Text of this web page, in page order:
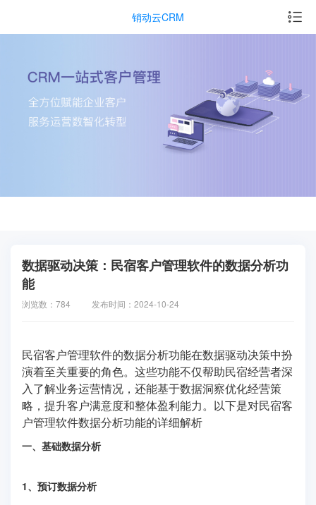
销动云CRM
数据驱动决策：民宿客户管理软件的数据分析功
能
浏览数：784 发布时间：2024-10-24
民宿客户管理软件的数据分析功能在数据驱动决策中扮
演着至关重要的角色。这些功能不仅帮助民宿经营者深
入了解业务运营情况，还能基于数据洞察优化经营策
略，提升客户满意度和整体盈利能力。以下是对民宿客
户管理软件数据分析功能的详细解析
一、基础数据分析
1、预订数据分析